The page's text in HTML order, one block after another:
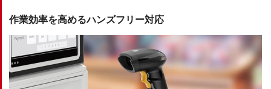
作業効率を高めるハンズフリー対応